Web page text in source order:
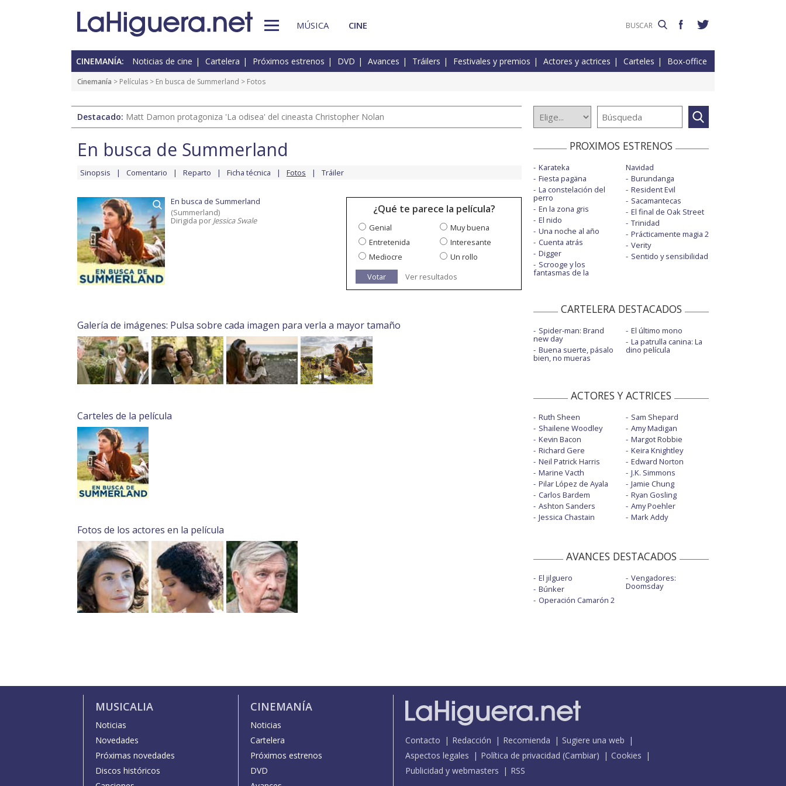
MÚSICA CINE
CINEMANÍA: Noticias de cine Cartelera Próximos estrenos DVD Avances Tráilers Festivales y premios Actores y actrices Carteles Box-office
Cinemanía > Películas > En busca de Summerland > Fotos
Destacado: Matt Damon protagoniza 'La odisea' del cineasta Christopher Nolan
En busca de Summerland
Sinopsis Comentario Reparto Ficha técnica Fotos Tráiler
En busca de Summerland
(Summerland)
Dirigida por Jessica Swale
¿Qué te parece la película?
Genial
Muy buena
Entretenida
Interesante
Mediocre
Un rollo
Votar
Ver resultados
Galería de imágenes: Pulsa sobre cada imagen para verla a mayor tamaño
Carteles de la película
Fotos de los actores en la película
PROXIMOS ESTRENOS
Karateka
Fiesta pagäna
La constelación del
perro
En la zona gris
El nido
Una noche al año
Cuenta atrás
Digger
Scrooge y los
fantasmas de la
Navidad
Burundanga
Resident Evil
Sacamantecas
El final de Oak Street
Trinidad
Prácticamente magia 2
Verity
Sentido y sensibilidad
CARTELERA DESTACADOS
Spider-man: Brand
new day
Buena suerte, pásalo
bien, no mueras
El último mono
La patrulla canina: La
dino película
ACTORES Y ACTRICES
Ruth Sheen
Shailene Woodley
Kevin Bacon
Richard Gere
Neil Patrick Harris
Marine Vacth
Pilar López de Ayala
Carlos Bardem
Ashton Sanders
Jessica Chastain
Sam Shepard
Amy Madigan
Margot Robbie
Keira Knightley
Edward Norton
J.K. Simmons
Jamie Chung
Ryan Gosling
Amy Poehler
Mark Addy
AVANCES DESTACADOS
El jilguero
Búnker
Operación Camarón 2
Vengadores:
Doomsday
MUSICALIA
Noticias
Novedades
Próximas novedades
Discos históricos
CINEMANÍA
Noticias
Cartelera
Próximos estrenos
DVD
Contacto Redacción Recomienda
Sugiere una web
Aspectos legales
Política de privacidad (Cambiar)
Cookies
Publicidad y webmasters
RSS